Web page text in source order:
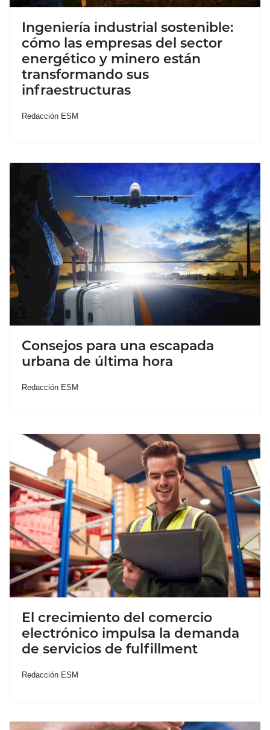
Ingeniería industrial sostenible:
cómo las empresas del sector
energético y minero están
transformando sus
infraestructuras
Redacción ESM
Consejos para una escapada
urbana de última hora
Redacción ESM
El crecimiento del comercio
electrónico impulsa la demanda
de servicios de fulfillment
Redacción ESM